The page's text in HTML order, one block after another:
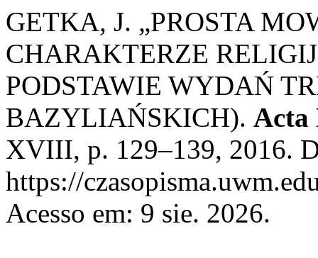
GETKA, J. „PROSTA
CHARAKTERZE
PODSTAWIE WYDAŃ
BAZYLIAŃSKICH). Acta
XVIII, p. 129–139, 2016.
https://
Acesso em: 9 sie. 2026.